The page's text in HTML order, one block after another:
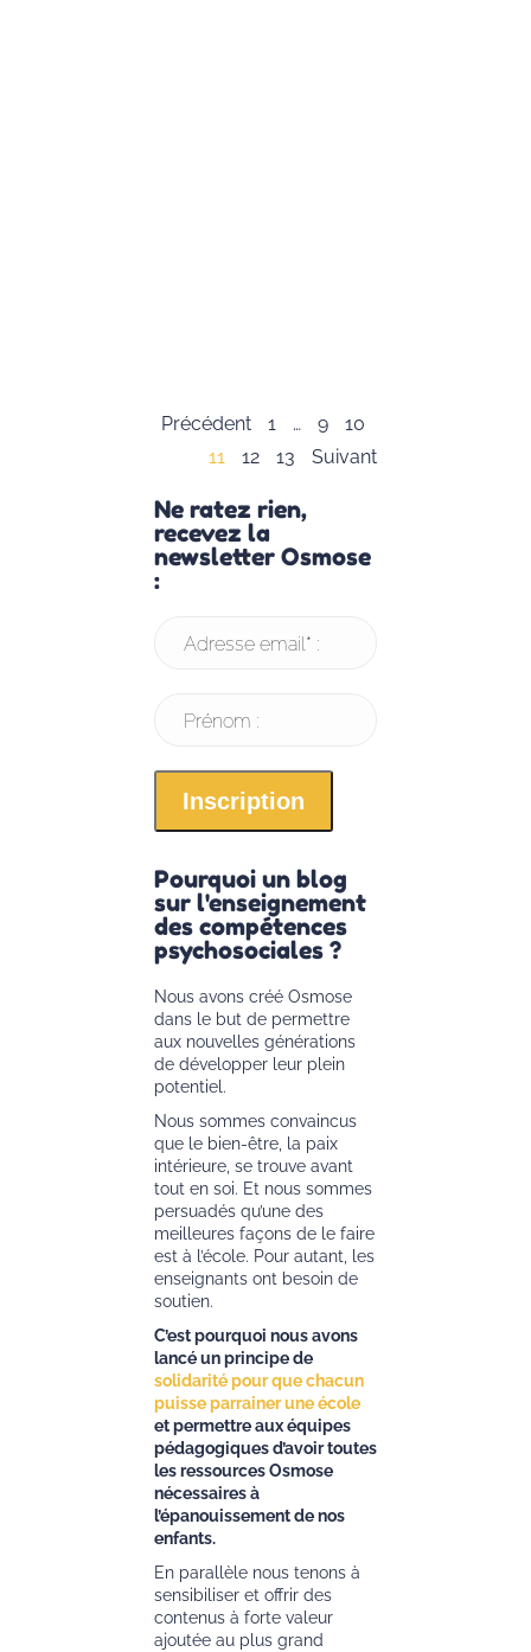
Précédent 1 … 9
10
11
12 13 Suivant
Ne ratez rien,
recevez la
newsletter Osmose
:
Adresse email* :
Prénom :
Pourquoi un blog
sur l'enseignement
des compétences
psychosociales ?
Nous avons créé Osmose
dans le but de permettre
aux nouvelles générations
de développer leur plein
potentiel.
Nous sommes convaincus
que le bien-être, la paix
intérieure, se trouve avant
tout en soi. Et nous sommes
persuadés qu’une des
meilleures façons de le faire
est à l’école. Pour autant, les
enseignants ont besoin de
soutien.
C’est pourquoi nous avons
lancé un principe de
solidarité pour que chacun
puisse parrainer une école
et permettre aux équipes
pédagogiques d’avoir toutes
les ressources Osmose
nécessaires à
l’épanouissement de nos
enfants.
En parallèle nous tenons à
sensibiliser et offrir des
contenus à forte valeur
ajoutée au plus grand